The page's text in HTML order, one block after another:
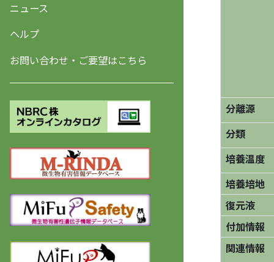
ニュース
ヘルプ
お問い合わせ・ご要望はこちら
分離源
分類
培養温度
培養培地
復元液
付加情報
関連情報